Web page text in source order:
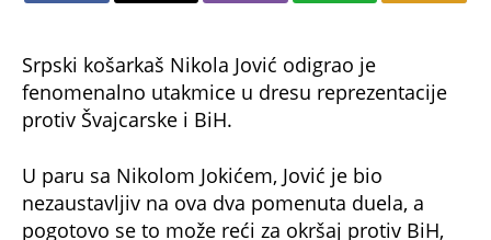
Srpski košarkaš Nikola Jović odigrao je
fenomenalno utakmice u dresu reprezentacije
protiv Švajcarske i BiH.
U paru sa Nikolom Jokićem, Jović je bio
nezaustavljiv na ova dva pomenuta duela, a
pogotovo se to može reći za okršaj protiv BiH,